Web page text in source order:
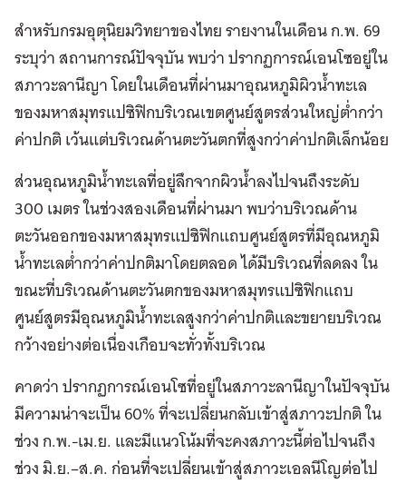
สำหรับกรมอุตุนิยมวิทยาของไทย รายงานในเดือน ก.พ. 69
ระบุว่า สถานการณ์ปัจจุบัน พบว่า ปรากฏการณ์เอนโซอยู่ใน
สภาวะลานีญา โดยในเดือนที่ผ่านมาอุณหภูมิผิวน้ำทะเล
ของมหาสมุทรแปซิฟิกบริเวณเขตศูนย์สูตรส่วนใหญ่ต่ำกว่า
ค่าปกติ เว้นแต่บริเวณด้านตะวันตกที่สูงกว่าค่าปกติเล็กน้อย
ส่วนอุณหภูมิน้ำทะเลที่อยู่ลึกจากผิวน้ำลงไปจนถึงระดับ
300 เมตร ในช่วงสองเดือนที่ผ่านมา พบว่าบริเวณด้าน
ตะวันออกของมหาสมุทรแปซิฟิกแถบศูนย์สูตรที่มีอุณหภูมิ
น้ำทะเลต่ำกว่าค่าปกติมาโดยตลอด ได้มีบริเวณที่ลดลง ใน
ขณะที่บริเวณด้านตะวันตกของมหาสมุทรแปซิฟิกแถบ
ศูนย์สูตรมีอุณหภูมิน้ำทะเลสูงกว่าค่าปกติและขยายบริเวณ
กว้างอย่างต่อเนื่องเกือบจะทั่วทั้งบริเวณ
คาดว่า ปรากฏการณ์เอนโซที่อยู่ในสภาวะลานีญาในปัจจุบัน
มีความน่าจะเป็น 60% ที่จะเปลี่ยนกลับเข้าสู่สภาวะปกติ ใน
ช่วง ก.พ.-เม.ย. และมีแนวโน้มที่จะคงสภาวะนี้ต่อไปจนถึง
ช่วง มิ.ย.–ส.ค. ก่อนที่จะเปลี่ยนเข้าสู่สภาวะเอลนีโญต่อไป